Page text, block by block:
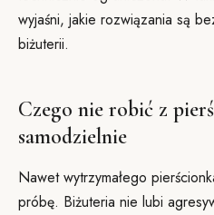
wyjaśni, jakie rozwiązania są
biżuterii.
Czego nie robić z
samodzielnie
Nawet wytrzymałego
próbę. Biżuteria nie lubi